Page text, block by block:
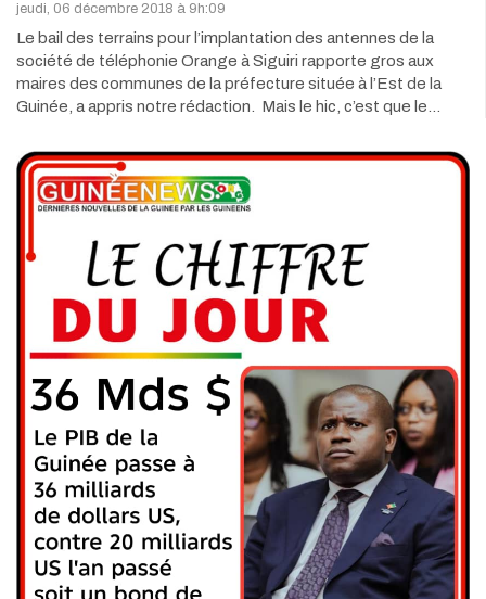
jeudi, 06 décembre 2018 à 9h:09
Le bail des terrains pour l’implantation des antennes de la
société de téléphonie Orange à Siguiri rapporte gros aux
maires des communes de la préfecture située à l’Est de la
Guinée, a appris notre rédaction. Mais le hic, c’est que le…